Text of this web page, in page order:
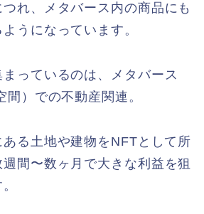
れ、メタバース内の商品にも
うになっています。
っているのは、メタバース
間）での不動産関連。
る土地や建物をNFTとして所
間〜数ヶ月で大きな利益を狙